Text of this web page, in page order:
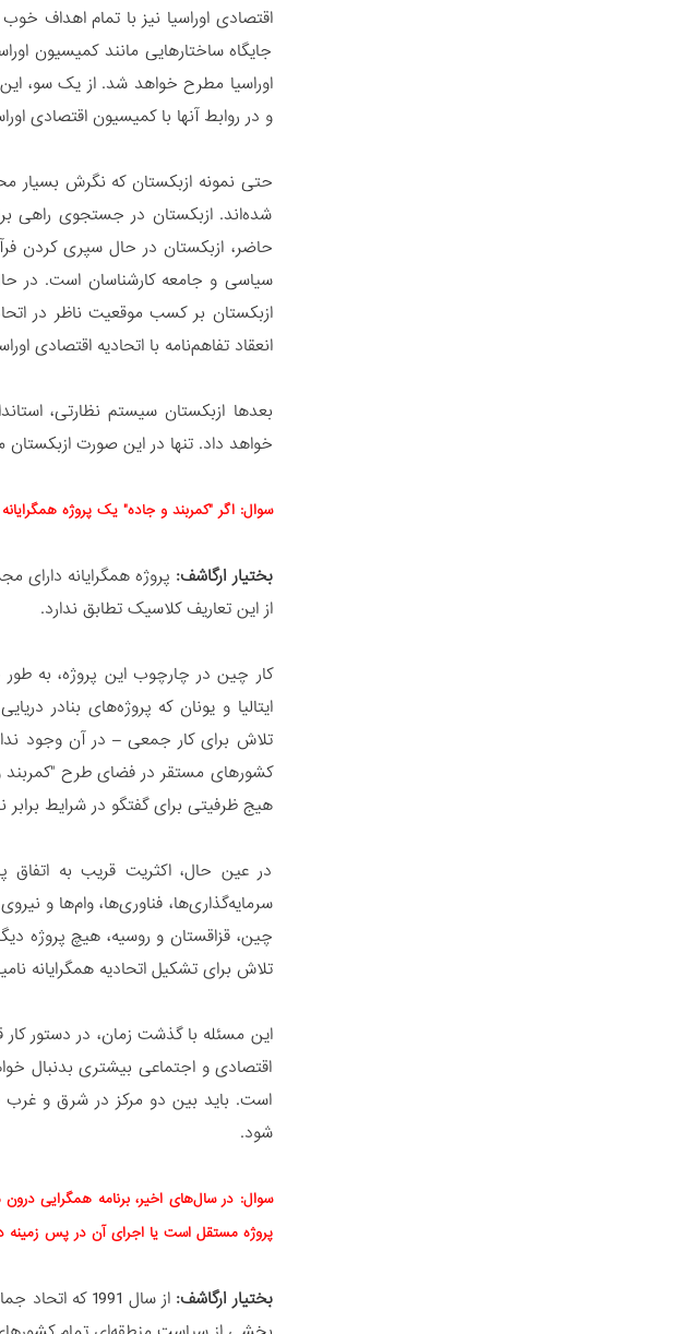
اقتصادی اوراسیا نیز با تمام اهداف
جایگاه ساختارهایی مانند کمیسیون
اوراسیا مطرح خواهد شد. از یک سو،
و در روابط آنها با کمیسیون اقتصادی
حتی نمونه ازبکستان که نگرش بسیار
شده‌اند. ازبکستان در جستجوی راهی
حاضر، ازبکستان در حال سپری کردن
سیاسی و جامعه کارشناسان است. در
ازبکستان بر کسب موقعیت ناظر در
انعقاد تفاهم‌نامه با اتحادیه اقتصادی
بعدها ازبکستان سیستم نظارتی،
خواهد داد. تنها در این صورت ازبکستان
سوال: اگر "کمربند و جاده" یک پروژه
بختیار ارگاشف: پروژه همگرایانه
از این تعاریف کلاسیک تطابق ندارد.
کار چین در چارچوب این پروژه، به طور
ایتالیا و یونان که پروژه‌های بنادر
تلاش برای کار جمعی – در آن وجود
کشورهای مستقر در فضای طرح "کمربند
هیج ظرفیتی برای گفتگو در شرایط برابر
در عین حال، اکثریت قریب به
سرمایه‌گذاری‌ها، فناوری‌ها، وام‌ها و
چین، قزاقستان و روسیه، هیچ پروژه
تلاش برای تشکیل اتحادیه همگرایانه
این مسئله با گذشت زمان، در دستور
اقتصادی و اجتماعی بیشتری بدنبال
است. باید بین دو مرکز در شرق و غرب
شود.
سوال: در سال‌های اخیر، برنامه همگرایی
پروژه مستقل است یا اجرای آن در پس
بختیار ارگاشف:
از سال 1991